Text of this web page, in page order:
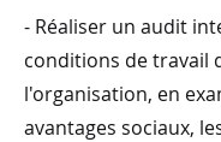
- Réaliser un audit
conditions de travail
l'organisation, en
avantages sociaux,